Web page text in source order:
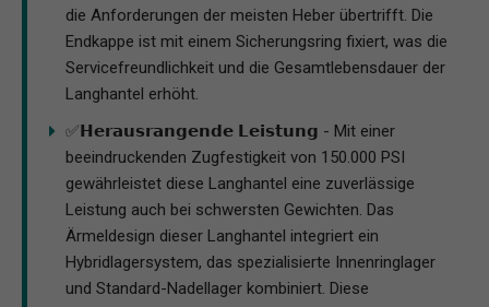
die Anforderungen der meisten Heber übertrifft. Die
Endkappe ist mit einem Sicherungsring fixiert, was die
Servicefreundlichkeit und die Gesamtlebensdauer der
Langhantel erhöht.
✅𝗛𝗲𝗿𝗮𝘂𝘀𝗿𝗮𝗻𝗴𝗲𝗻𝗱𝗲 𝗟𝗲𝗶𝘀𝘁𝘂𝗻𝗴 - Mit einer
beeindruckenden Zugfestigkeit von 150.000 PSI
gewährleistet diese Langhantel eine zuverlässige
Leistung auch bei schwersten Gewichten. Das
Ärmeldesign dieser Langhantel integriert ein
Hybridlagersystem, das spezialisierte Innenringlager
und Standard-Nadellager kombiniert. Diese